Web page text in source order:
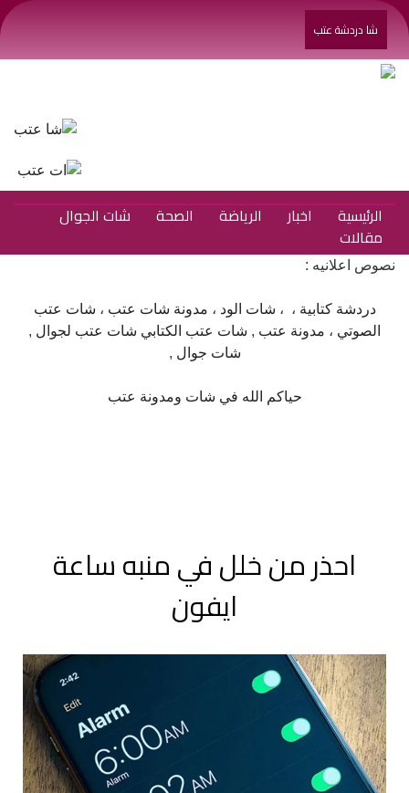
شا دردشة عتب
الرئيسية اخبار الرياضة الصحة
شات الجوال
مقالات
نصوص اعلانيه :
دردشة كتابية ، ، شات الود ، مدونة شات عتب ، شات عتب
الصوتي ، مدونة عتب , شات عتب الكتابي شات عتب لجوال ,
شات جوال ,
حياكم الله في شات ومدونة عتب
احذر من خلل في منبه ساعة
ايفون